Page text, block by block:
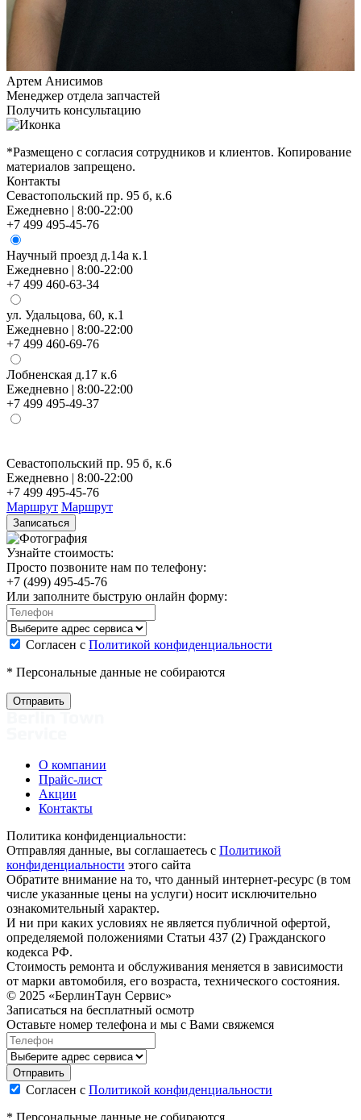
Артем Анисимов
Менеджер отдела запчастей
Получить консультацию
*Размещено с согласия сотрудников и клиентов. Копирование
материалов запрещено.
Контакты
Севастопольский пр. 95 б, к.6
Ежедневно | 8:00-22:00
+7 499 495-45-76
Научный проезд д.14а к.1
Ежедневно | 8:00-22:00
+7 499 460-63-34
ул. Удальцова, 60, к.1
Ежедневно | 8:00-22:00
+7 499 460-69-76
Лобненская д.17 к.6
Ежедневно | 8:00-22:00
+7 499 495-49-37
Севастопольский пр. 95 б, к.6
Ежедневно | 8:00-22:00
+7 499 495-45-76
Маршрут Маршрут
Записаться
Узнайте стоимость:
Просто позвоните нам по телефону:
+7 (499) 495-45-76
Или заполните быструю онлайн форму:
Согласен с Политикой конфиденциальности
* Персональные данные не собираются
О компании
Прайс-лист
Акции
Контакты
Политика конфиденциальности:
Отправляя данные, вы соглашаетесь с Политикой
конфиденциальности этого сайта
Обратите внимание на то, что данный интернет-ресурс (в том
числе указанные цены на услуги) носит исключительно
ознакомительный характер.
И ни при каких условиях не является публичной офертой,
определяемой положениями Статьи 437 (2) Гражданского
кодекса РФ.
Стоимость ремонта и обслуживания меняется в зависимости
от марки автомобиля, его возраста, технического состояния.
© 2025 «БерлинТаун Сервис»
Записаться на бесплатный осмотр
Оставьте номер телефона и мы с Вами свяжемся
Согласен с Политикой конфиденциальности
* Персональные данные не собираются